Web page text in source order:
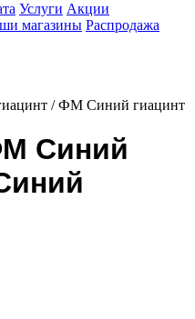
Услуги Акции
магазины Распродажа
/ ФМ Синий гиацинт
Синий